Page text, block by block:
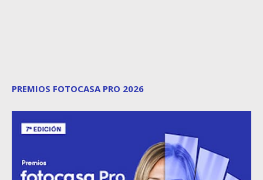
PREMIOS FOTOCASA PRO 2026